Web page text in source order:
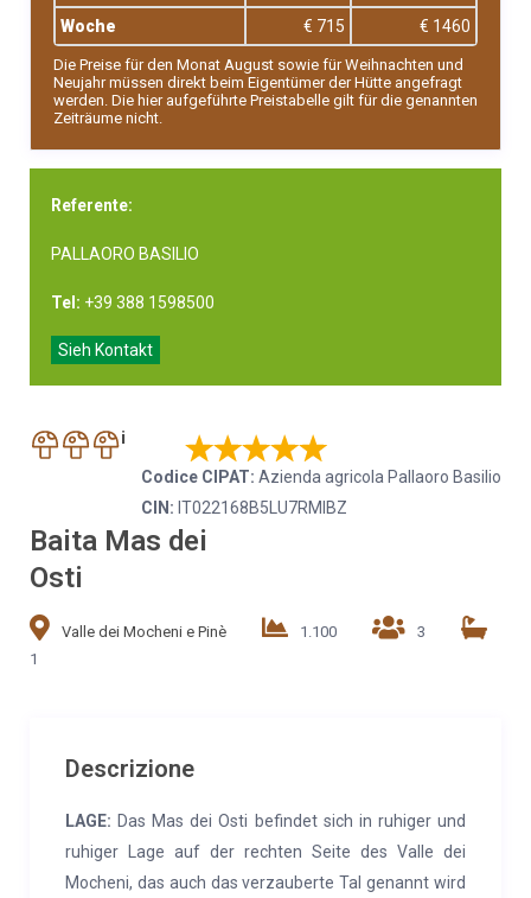
Woche
€ 715 € 1460
Die Preise für den Monat August sowie für Weihnachten und
Neujahr müssen direkt beim Eigentümer der Hütte angefragt
werden. Die hier aufgeführte Preistabelle gilt für die genannten
Zeiträume nicht.
Referente:
PALLAORO BASILIO
Tel: +39 388 1598500
Sieh Kontakt
i
Codice CIPAT: Azienda agricola Pallaoro Basilio
CIN: IT022168B5LU7RMIBZ
Baita Mas dei
Osti
Valle dei Mocheni e Pinè 1.100
3
1
Descrizione
LAGE: Das Mas dei Osti befindet sich in ruhiger und
ruhiger Lage auf der rechten Seite des Valle dei
Mocheni, das auch das verzauberte Tal genannt wird